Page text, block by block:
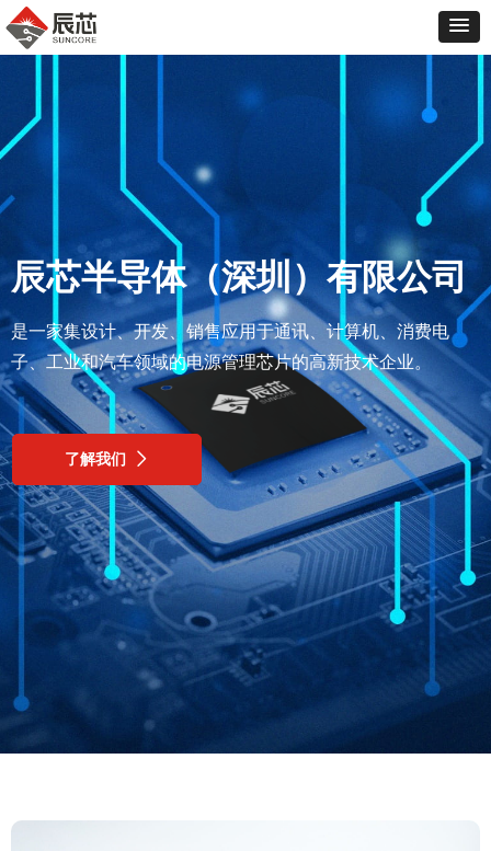
辰芯半导体（深圳）有限公司
是一家集设计、开发、销售应用于通讯、计算机、消费电
子、工业和汽车领域的电源管理芯片的高新技术企业。
了解我们 ꄲ